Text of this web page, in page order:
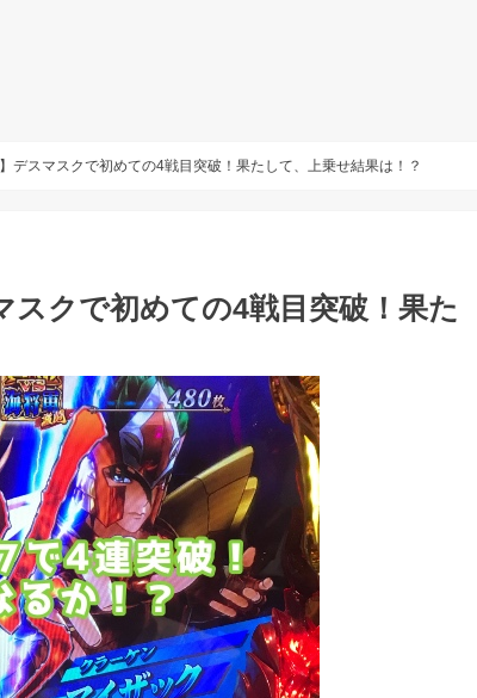
デスマスクで初めての4戦目突破！果たして、上乗せ結果は！？
スクで初めての4戦目突破！果た